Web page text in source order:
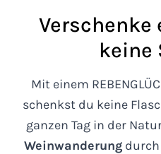
Verschenke
keine
Mit einem
schenkst du keine
ganzen Tag in der
Weinwanderung